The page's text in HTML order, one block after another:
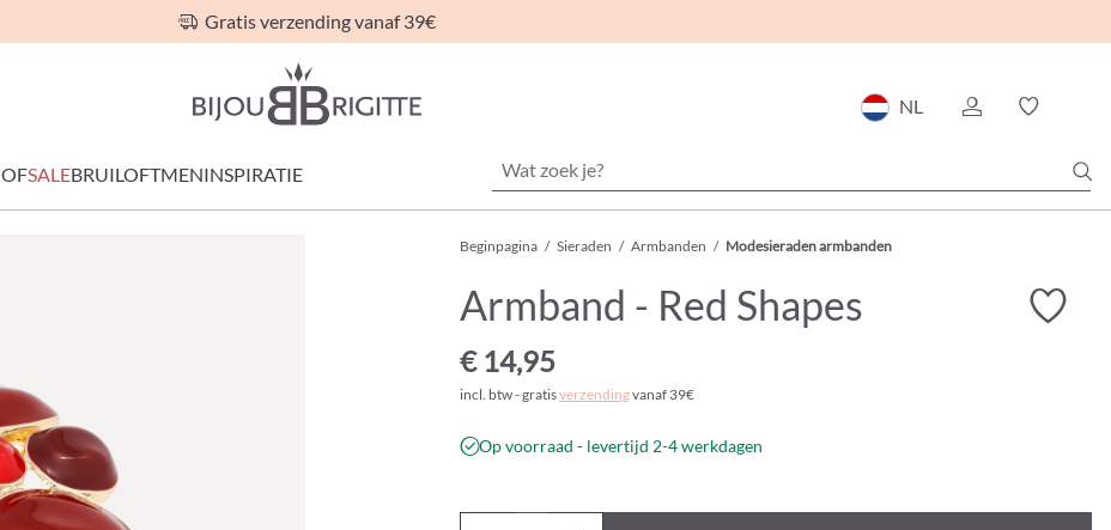
Gratis verzending vanaf 39€
NL
SALEBRUILOFTMENINSPIRATIE
Beginpagina / Sieraden / Armbanden / Modesieraden armbanden
Armband - Red Shapes
€ 14,95
incl. btw - gratisverzendingvanaf 39€
Op voorraad - levertijd 2-4 werkdagen